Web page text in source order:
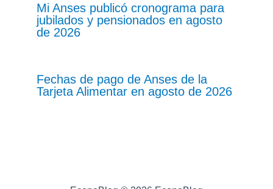
Mi Anses publicó cronograma para
jubilados y pensionados en agosto
de 2026
Fechas de pago de Anses de la
Tarjeta Alimentar en agosto de 2026